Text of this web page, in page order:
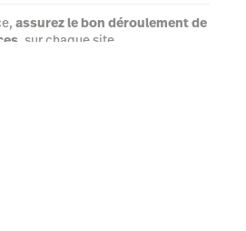
assurez le bon déroulement de
, sur chaque site